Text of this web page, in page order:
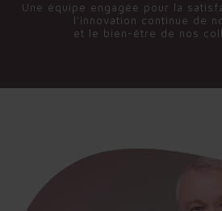
Une équipe engagée pour la
l'innovation continue de
et le bien-être de nos